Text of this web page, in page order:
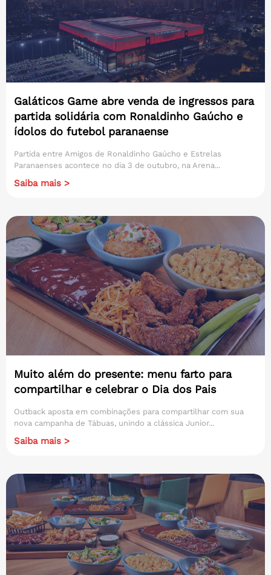
Galáticos Game abre venda de ingressos para
partida solidária com Ronaldinho Gaúcho e
ídolos do futebol paranaense
Partida entre Amigos de Ronaldinho Gaúcho e Estrelas
Paranaenses acontece no dia 3 de outubro, na Arena...
Saiba mais >
Muito além do presente: menu farto para
compartilhar e celebrar o Dia dos Pais
Outback aposta em combinações para compartilhar com sua
nova campanha de Tábuas, unindo a clássica Junior...
Saiba mais >